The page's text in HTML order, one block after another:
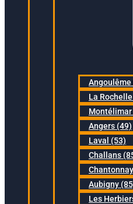
Angoulême
La
Montélimar
Angers (49)
Laval (53)
Challans
Aubigny
Les